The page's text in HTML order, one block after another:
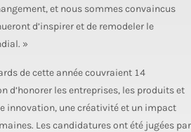
et nous sommes convaincus
d’inspirer et de remodeler le
»
de cette année couvraient 14
d’honorer les entreprises, les produits et
innovation, une créativité et un impact
Les candidatures ont été jugées par